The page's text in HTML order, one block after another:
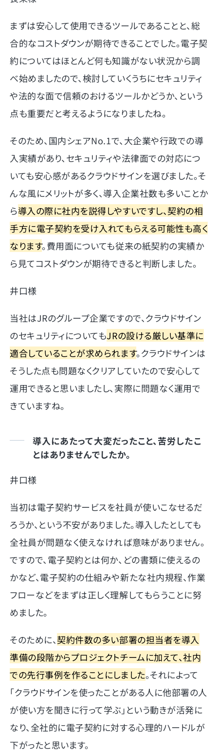
まずは安心して使用できるツールであることと、総
合的なコストダウンが期待できることでした。電子契
約についてはほとんど何も知識がない状況から調
べ始めましたので、検討していくうちにセキュリティ
や法的な面で信頼のおけるツールかどうか、という
点も重要だと考えるようになりましたね。
そのため、国内シェアNo.1で、大企業や行政での導
入実績があり、セキュリティや法律面での対応につ
いても安心感があるクラウドサインを選びました。そ
んな風にメリットが多く、導入企業社数も多いことか
ら導入の際に社内を説得しやすいですし、契約の相
手方に電子契約を受け入れてもらえる可能性も高く
なります。費用面についても従来の紙契約の実績か
ら見てコストダウンが期待できると判断しました。
井口様
当社はJRのグループ企業ですので、クラウドサイン
のセキュリティについてもJRの設ける厳しい基準に
適合していることが求められます。クラウドサインは
そうした点も問題なくクリアしていたので安心して
運用できると思いましたし、実際に問題なく運用で
きていますね。
導入にあたって大変だったこと、苦労したこ
とはありませんでしたか。
井口様
当初は電子契約サービスを社員が使いこなせるだ
ろうか、という不安がありました。導入したとしても
全社員が問題なく使えなければ意味がありません。
ですので、電子契約とは何か、どの書類に使えるの
かなど、電子契約の仕組みや新たな社内規程、作業
フローなどをまずは正しく理解してもらうことに努
めました。
そのために、契約件数の多い部署の担当者を導入
準備の段階からプロジェクトチームに加えて、社内
での先行事例を作ることにしました。それによって
「クラウドサインを使ったことがある人に他部署の人
が使い方を聞きに行って学ぶ」という動きが活発に
なり、全社的に電子契約に対する心理的ハードルが
下がったと思います。